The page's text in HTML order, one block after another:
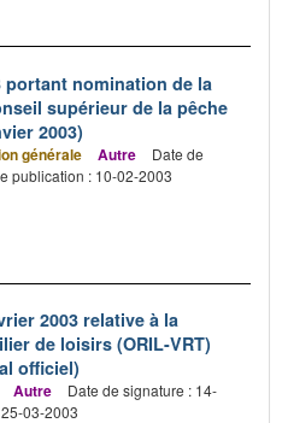
portant nomination de la
supérieur de la pêche
2003)
générale Autre
Date de
publication : 10-02-2003
2003 relative à la
de loisirs (ORIL-VRT)
officiel)
Autre
Date de signature : 14-
03-2003